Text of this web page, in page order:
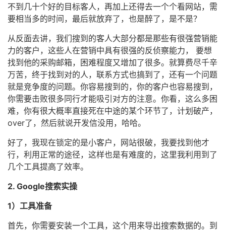
不到几十个好的目标客人，再加上还得去一个个看网站，需
要相当多的时间，最后就放弃了，也是醉了，是不是？
从反面去讲，我们搜到的客人大部分都是那些有很强营销能
力的客户，这些人在营销中具有很强的反侦察能力， 要想
找到他的采购邮箱，困难程度又增加了很多。就算费尽千辛
万苦，终于找到对的人，联系方式也搞到了，还有一个问题
就是竞争度的问题。你容易搜到的，你的客户也容易搜到，
你需要击败很多同行才能吸引对方的注意。你看，这么多困
难，你有很大概率直接死在中途的某个环节了，计划破产，
over了，然后就说开发信没用，哈哈。
好了，我现在锁定的是小客户，网站很破，我要找到他才
行，利用正常的途径，这样也是有难度的，这里我利用到了
几个工具提高了效率。
2. Google搜索实操
1）工具准备
首先，你需要安装一个工具，这个用来导出搜索数据的。到